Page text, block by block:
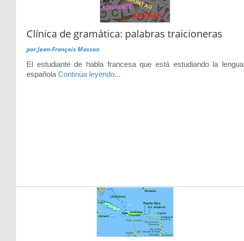
Clínica de gramática: palabras traicioneras
porJean-François Masson
El estudiante de habla francesa que está estudiando la lengua
española Continúa leyendo...